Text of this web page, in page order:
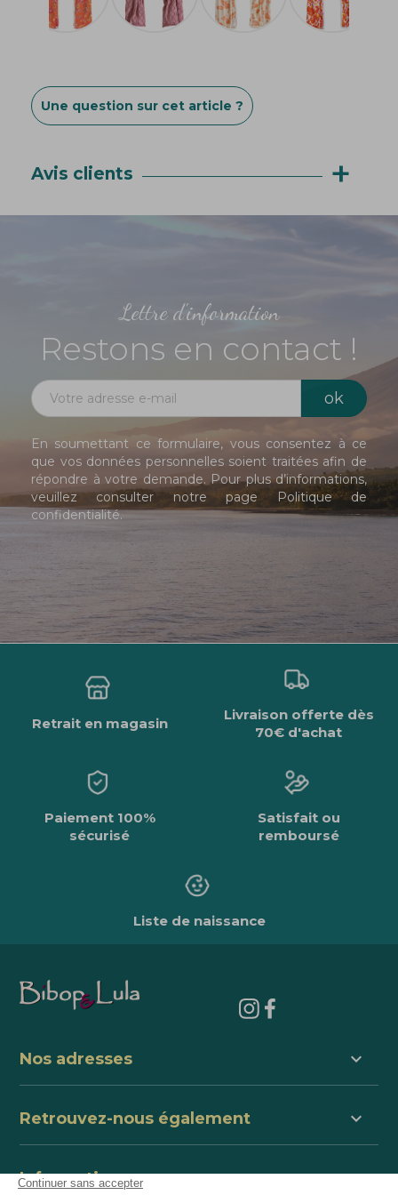
Une question sur cet article ?
Avis clients +
Lettre d'information
Restons en contact !
En soumettant ce formulaire, vous consentez à ce
que vos données personnelles soient traitées afin de
répondre à votre demande. Pour plus d’informations,
veuillez consulter notre page Politique de
confidentialité.
Retrait en magasin
Livraison offerte dès
70€ d'achat
Paiement 100%
sécurisé
Satisfait ou
remboursé
Liste de naissance
Nos adresses keyboard_arrow_down
Retrouvez-nous également keyboard_arrow_down
Informations keyboard_arrow_down